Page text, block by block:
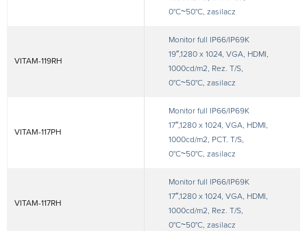
0°C~50°C, zasilacz
VITAM-119RH
Monitor full IP66/IP69K
19″,1280 x 1024, VGA, HDMI,
1000cd/m2, Rez. T/S,
0°C~50°C, zasilacz
VITAM-117PH
Monitor full IP66/IP69K
17″,1280 x 1024, VGA, HDMI,
1000cd/m2, PCT. T/S,
0°C~50°C, zasilacz
VITAM-117RH
Monitor full IP66/IP69K
17″,1280 x 1024, VGA, HDMI,
1000cd/m2, Rez. T/S,
0°C~50°C, zasilacz